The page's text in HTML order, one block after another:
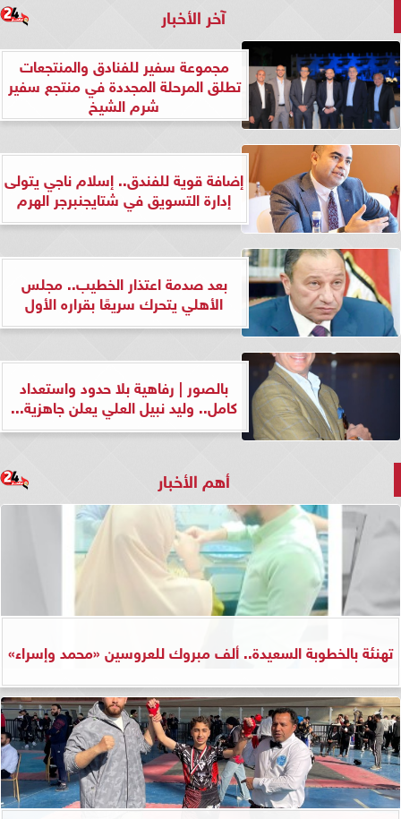
آخر الأخبار
مجموعة سفير للفنادق والمنتجعات
تطلق المرحلة المجددة في منتجع سفير
شرم الشيخ
إضافة قوية للفندق.. إسلام ناجي يتولى
إدارة التسويق في شتايجنبرجر الهرم
بعد صدمة اعتذار الخطيب.. مجلس
الأهلي يتحرك سريعًا بقراره الأول
بالصور | رفاهية بلا حدود واستعداد
كامل.. وليد نبيل العلي يعلن جاهزية...
أهم الأخبار
تهنئة بالخطوبة السعيدة.. ألف مبروك للعروسين «محمد وإسراء»